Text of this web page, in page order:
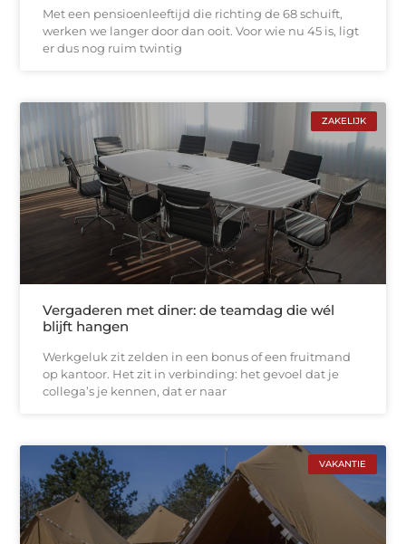
Met een pensioenleeftijd die richting de 68 schuift,
werken we langer door dan ooit. Voor wie nu 45 is, ligt
er dus nog ruim twintig
ZAKELIJK
Vergaderen met diner: de teamdag die wél
blijft hangen
Werkgeluk zit zelden in een bonus of een fruitmand
op kantoor. Het zit in verbinding: het gevoel dat je
collega’s je kennen, dat er naar
VAKANTIE